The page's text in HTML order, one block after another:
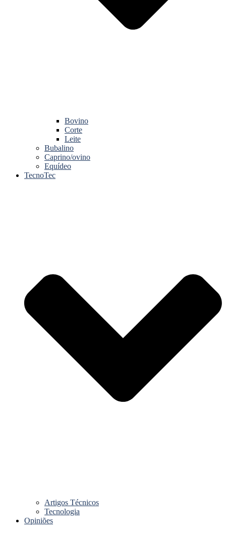
Bovino
Corte
Leite
Bubalino
Caprino/ovino
Equídeo
TecnoTec
Artigos Técnicos
Tecnologia
Opiniões